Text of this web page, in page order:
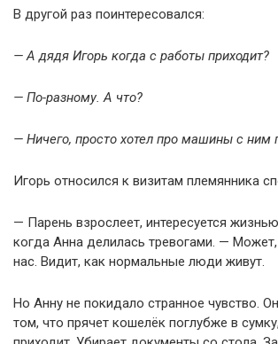
В другой раз поинтересовался:
— А дядя Игорь когда с работы приходит?
— По-разному. А что?
— Ничего, просто хотел про машины с ним
Игорь относился к визитам племянника
— Парень взрослеет, интересуется
когда Анна делилась тревогами. —
нас. Видит, как нормальные люди живут.
Но Анну не покидало странное чувство.
том, что прячет кошелёк поглубже в